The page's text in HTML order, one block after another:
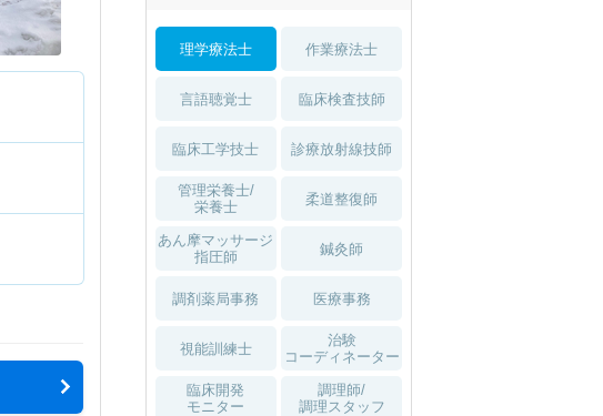
理学療法士 作業療法士
言語聴覚士 臨床検査技師
臨床工学技士 診療放射線技師
管理栄養士/
栄養士
柔道整復師
あん摩マッサージ
指圧師
鍼灸師
調剤薬局事務 医療事務
視能訓練士
治験
コーディネーター
臨床開発
モニター
調理師/
調理スタッフ